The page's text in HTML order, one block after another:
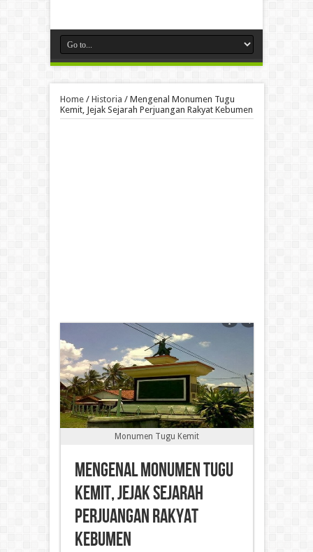
Home/ Historia / Mengenal Monumen Tugu
Kemit, Jejak Sejarah Perjuangan Rakyat Kebumen
Monumen Tugu Kemit
Mengenal Monumen Tugu
Kemit, Jejak Sejarah
Perjuangan Rakyat
Kebumen